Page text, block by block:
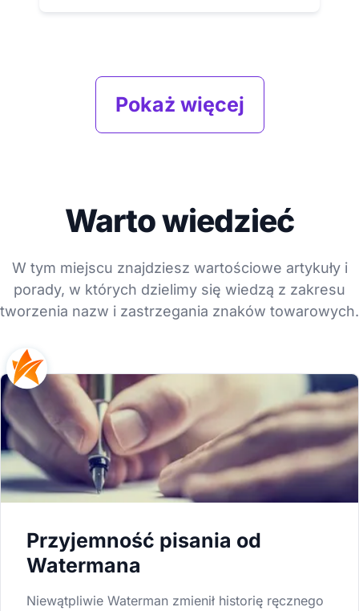
Pokaż więcej
Warto wiedzieć
W tym miejscu znajdziesz wartościowe artykuły i
porady, w których dzielimy się wiedzą z zakresu
tworzenia nazw i zastrzegania znaków towarowych.
Przyjemność pisania od
Watermana
Niewątpliwie Waterman zmienił historię ręcznego